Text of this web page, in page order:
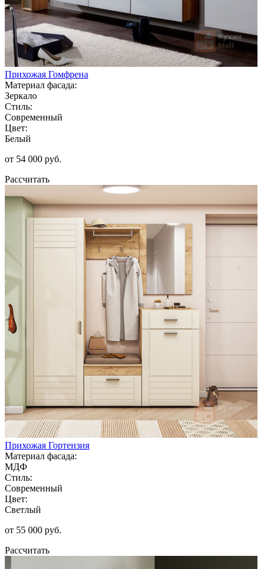
Прихожая Гомфрена
Материал фасада:
Зеркало
Стиль:
Современный
Цвет:
Белый
от 54 000 руб.
Рассчитать
Прихожая Гортензия
Материал фасада:
МДФ
Стиль:
Современный
Цвет:
Светлый
от 55 000 руб.
Рассчитать